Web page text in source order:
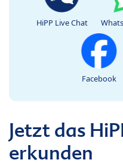
HiPP Live Chat
Facebook
Jetzt das
erkunden